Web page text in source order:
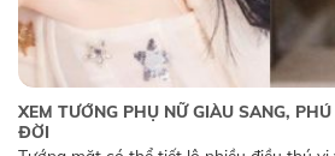
XEM TƯỚNG PHỤ NỮ GIÀU SANG,
ĐỜI